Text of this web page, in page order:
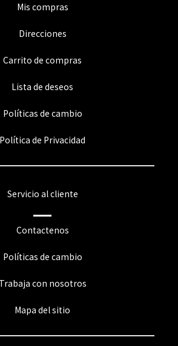
Mis compras
Direcciones
Carrito de compras
Lista de deseos
Políticas de cambio
Política de Privacidad
Servicio al cliente
Contactenos
Políticas de cambio
Trabaja con nosotros
Mapa del sitio